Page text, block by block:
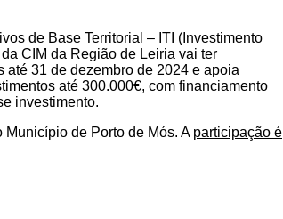
de Base Territorial – ITI (Investimento
CIM da Região de Leiria vai ter
até 31 de dezembro de 2024 e apoia
até 300.000€, com financiamento
investimento.
de Porto de Mós. A participação é